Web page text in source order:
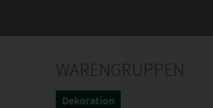
WARENGRUPPEN
Dekoration